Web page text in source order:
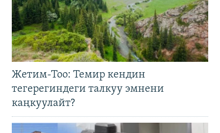
Жетим-Тоо: Темир кендин
тегерегиндеги талкуу эмнени
каңкуулайт?